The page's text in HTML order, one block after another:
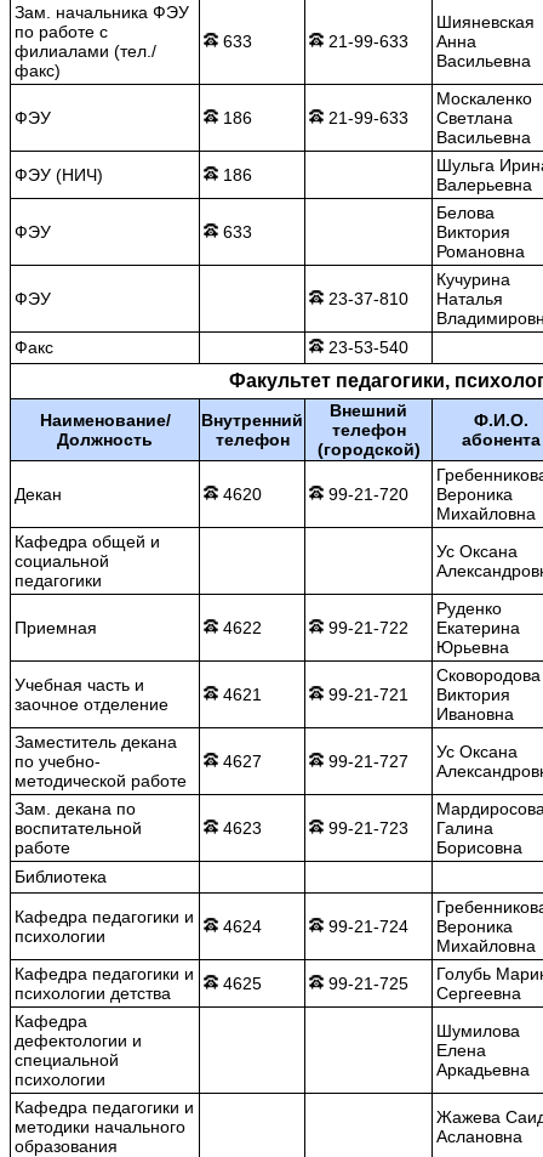
Зам. начальника ФЭУ
по работе с
филиалами (тел./
факс)
633 21-99-633
Шияневская
Анна
Васильевна
ФЭУ 186 21-99-633
Москаленко
Светлана
Васильевна
ФЭУ (НИЧ)
186
Шульга
Валерьевна
ФЭУ 633
Белова
Виктория
Романовна
ФЭУ 23-37-810
Кучурина
Наталья
Факс
23-53-540
Факультет педагогики,
Наименование/
Должность
Внутренний
телефон
Внешний
телефон
(городской)
Ф.И.О.
абонента
Декан 4620 99-21-720
Вероника
Михайловна
Кафедра общей и
социальной
педагогики
Ус Оксана
Приемная 4622 99-21-722
Руденко
Екатерина
Юрьевна
Учебная часть и
заочное отделение
4621 99-21-721
Сковородова
Виктория
Ивановна
Заместитель декана
по учебно-
методической работе
4627 99-21-727
Ус Оксана
Зам. декана по
воспитательной
работе
4623 99-21-723
Галина
Борисовна
Библиотека
Кафедра педагогики и
психологии
4624 99-21-724
Вероника
Михайловна
Кафедра педагогики и
психологии детства
4625 99-21-725
Голубь
Сергеевна
Кафедра
дефектологии и
специальной
психологии
Шумилова
Елена
Аркадьевна
Кафедра педагогики и
методики начального
образования
Жажева
Аслановна